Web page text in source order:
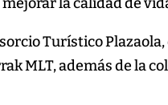
Turístico
MLT, además de la